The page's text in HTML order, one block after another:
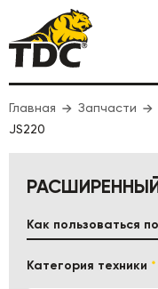
Главная Запчасти
JS220
Категория техники *
Как пользоваться